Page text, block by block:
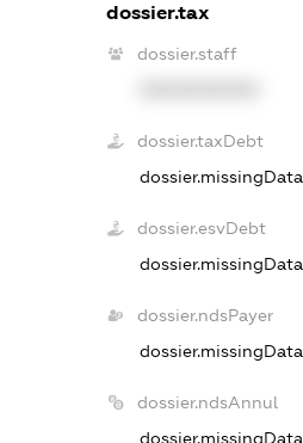
dossier.tax
dossier.staff
dossier.taxDebt
dossier.missingData
dossier.esvDebt
dossier.missingData
dossier.ndsPayer
dossier.missingData
dossier.ndsAnnul
dossier.missingData